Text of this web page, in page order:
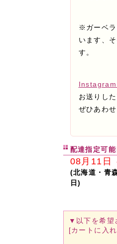
※ガーベラ
います、
す。
Instagram
お送りし
ぜひあわ
配達指定可能
08月11日
(北海道・青
日)
▼以下を希望
[カートに入